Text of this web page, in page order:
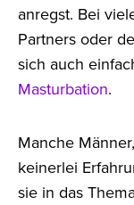
anregst. Bei
Partners oder
sich auch
Masturbation.
Manche
keinerlei
sie in das